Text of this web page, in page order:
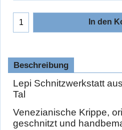
In den
Beschreibung
Lepi Schnitzwerkstatt
Tal
Venezianische Krippe,
geschnitzt und